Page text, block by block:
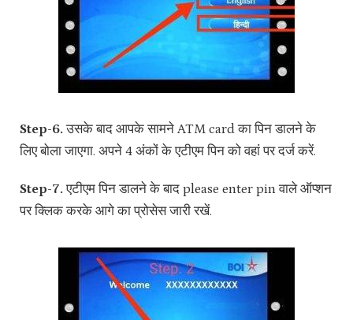
Step-6.उसके बाद आपके सामने ATM card का पिन डालने के
लिए बोला जाएगा. अपने 4 अंकों के एटीएम पिन को वहां पर दर्ज करें.
Step-7.एटीएम पिन डालने के बाद please enter pin वाले ऑप्शन
पर क्लिक करके आगे का प्रोसेस जारी रखें.